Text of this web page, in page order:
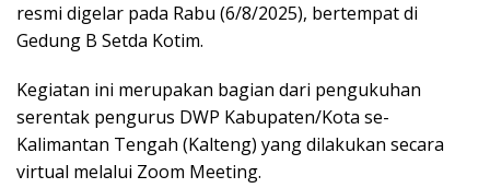
resmi digelar pada Rabu (6/8/2025), bertempat di
Gedung B Setda Kotim.
Kegiatan ini merupakan bagian dari pengukuhan
serentak pengurus DWP Kabupaten/Kota se-
Kalimantan Tengah (Kalteng) yang dilakukan secara
virtual melalui Zoom Meeting.